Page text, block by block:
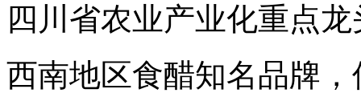
四川省农业产业化重点
西南地区食醋知名品牌